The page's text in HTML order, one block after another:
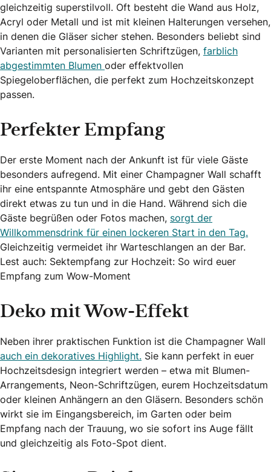
gleichzeitig superstilvoll. Oft besteht die Wand aus Holz,
Acryl oder Metall und ist mit kleinen Halterungen versehen,
in denen die Gläser sicher stehen. Besonders beliebt sind
Varianten mit personalisierten Schriftzügen, farblich
abgestimmten Blumen oder effektvollen
Spiegeloberflächen, die perfekt zum Hochzeitskonzept
passen.
Perfekter Empfang
Der erste Moment nach der Ankunft ist für viele Gäste
besonders aufregend. Mit einer Champagner Wall schafft
ihr eine entspannte Atmosphäre und gebt den Gästen
direkt etwas zu tun und in die Hand. Während sich die
Gäste begrüßen oder Fotos machen, sorgt der
Willkommensdrink für einen lockeren Start in den Tag.
Gleichzeitig vermeidet ihr Warteschlangen an der Bar.
Lest auch: Sektempfang zur Hochzeit: So wird euer
Empfang zum Wow-Moment
Deko mit Wow-Effekt
Neben ihrer praktischen Funktion ist die Champagner Wall
auch ein dekoratives Highlight. Sie kann perfekt in euer
Hochzeitsdesign integriert werden – etwa mit Blumen-
Arrangements, Neon-Schriftzügen, eurem Hochzeitsdatum
oder kleinen Anhängern an den Gläsern. Besonders schön
wirkt sie im Eingangsbereich, im Garten oder beim
Empfang nach der Trauung, wo sie sofort ins Auge fällt
und gleichzeitig als Foto-Spot dient.